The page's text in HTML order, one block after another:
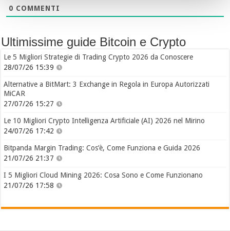
0 COMMENTI
Ultimissime guide Bitcoin e Crypto
Le 5 Migliori Strategie di Trading Crypto 2026 da Conoscere
28/07/26 15:39
Alternative a BitMart: 3 Exchange in Regola in Europa Autorizzati
MiCAR
27/07/26 15:27
Le 10 Migliori Crypto Intelligenza Artificiale (AI) 2026 nel Mirino
24/07/26 17:42
Bitpanda Margin Trading: Cos’è, Come Funziona e Guida 2026
21/07/26 21:37
I 5 Migliori Cloud Mining 2026: Cosa Sono e Come Funzionano
21/07/26 17:58